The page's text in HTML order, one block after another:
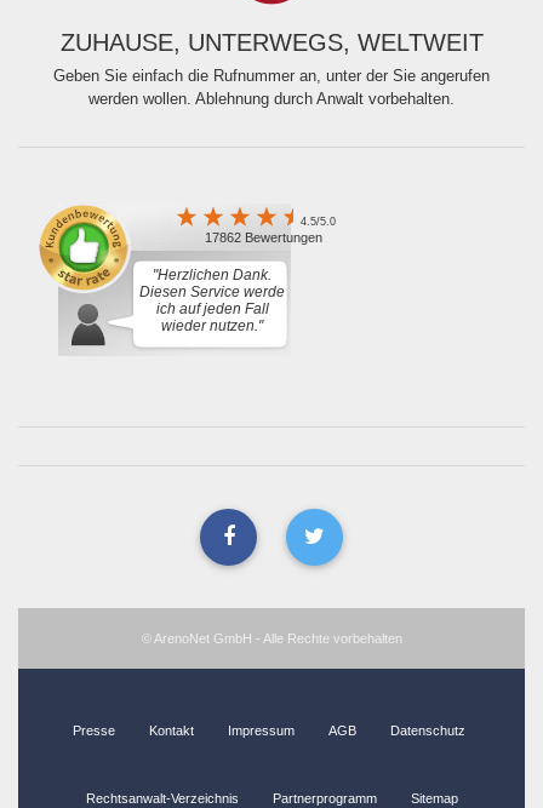
ZUHAUSE, UNTERWEGS, WELTWEIT
Geben Sie einfach die Rufnummer an, unter der Sie angerufen
werden wollen. Ablehnung durch Anwalt vorbehalten.
4.5/5.0
17862 Bewertungen
"Herzlichen Dank.
Diesen Service werde
ich auf jeden Fall
wieder nutzen."
© ArenoNet GmbH - Alle Rechte vorbehalten
Presse Kontakt Impressum AGB Datenschutz
Rechtsanwalt-Verzeichnis Partnerprogramm Sitemap